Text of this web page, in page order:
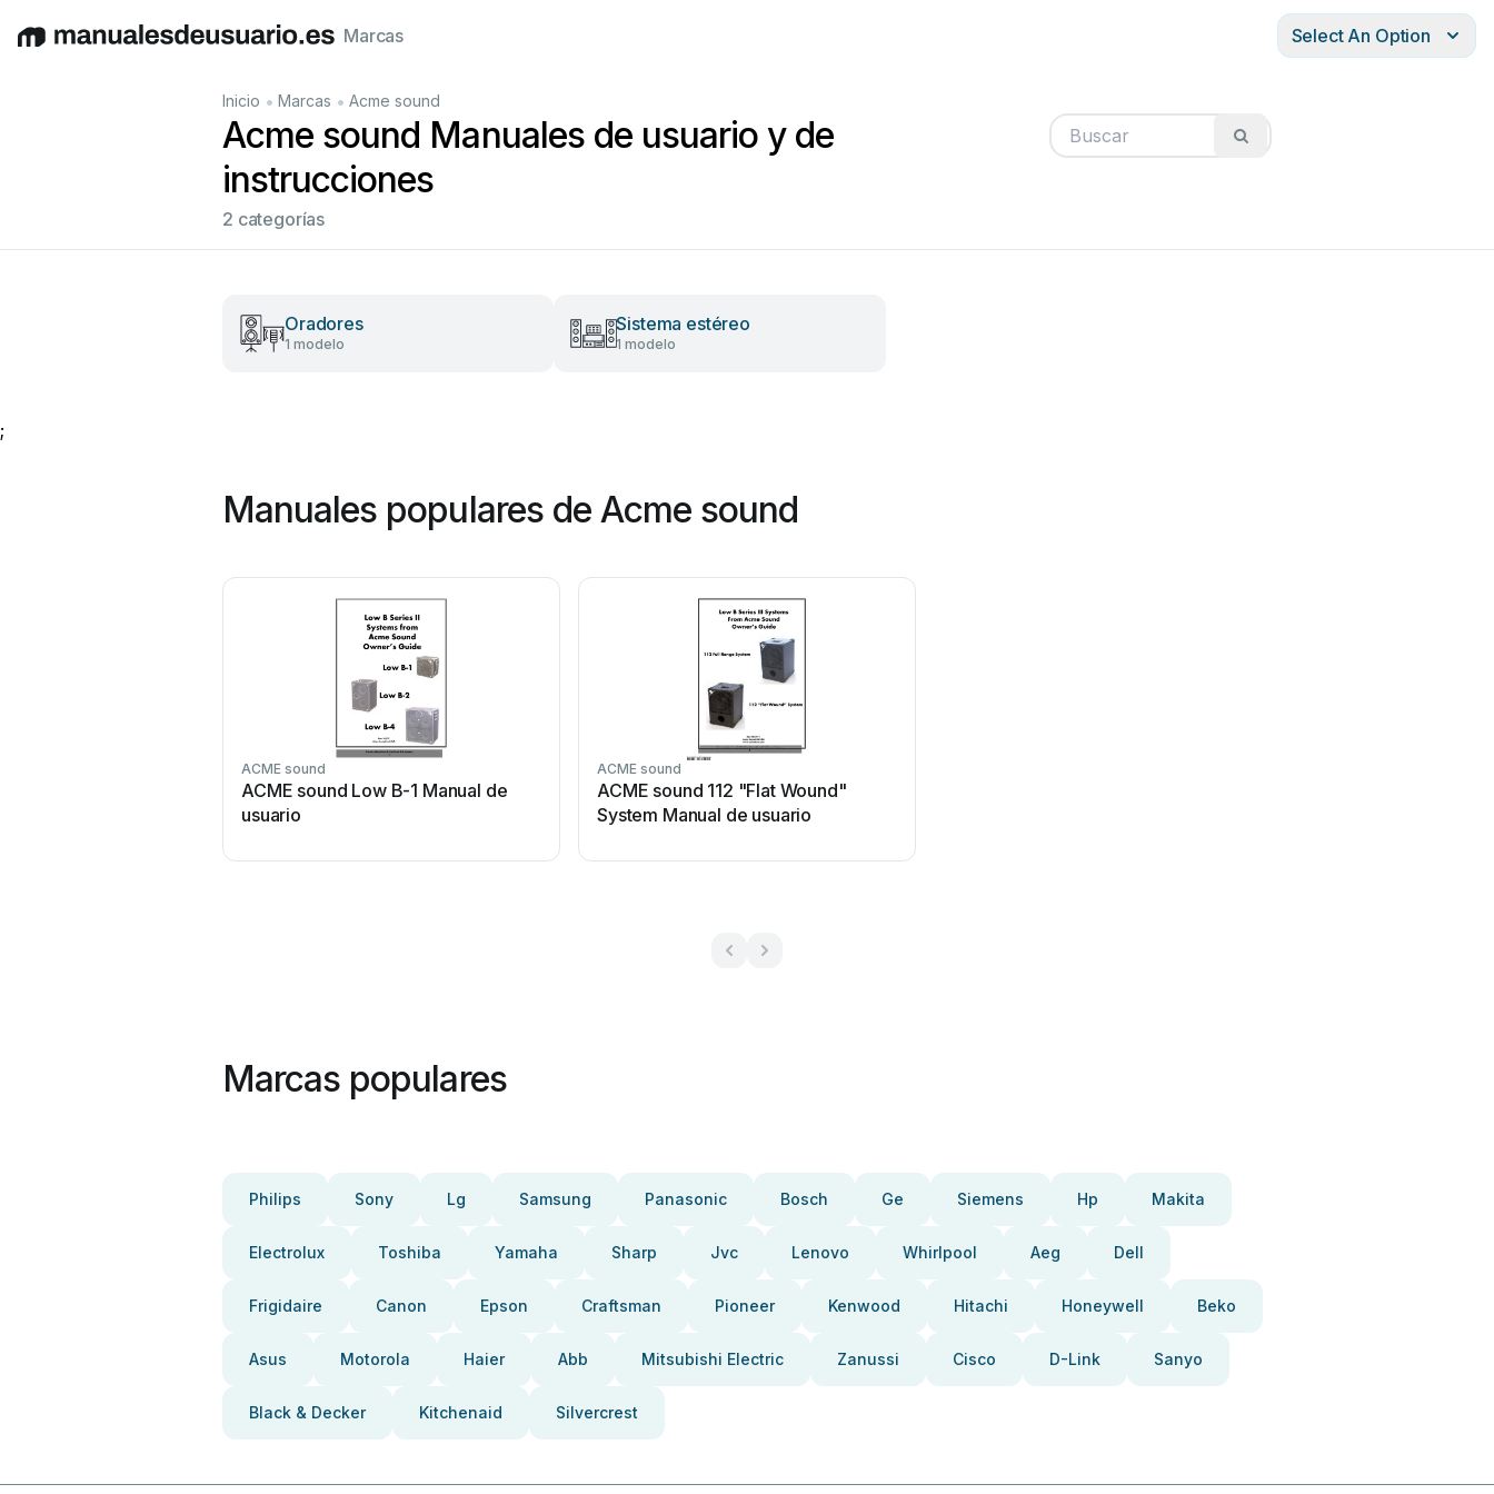
EnglishDeutschEspañolItaliano Français
Marcas Select An Option
Inicio • Marcas • Acme sound
Acme sound Manuales de usuario y de
instrucciones
2 categorías
Oradores
1 modelo
Sistema estéreo
1 modelo
;
Manuales populares de Acme sound
ACME sound
ACME sound Low B-1 Manual de
usuario
ACME sound
ACME sound 112 "Flat Wound"
System Manual de usuario
Marcas populares
Philips Sony Lg Samsung Panasonic Bosch Ge Siemens Hp Makita
Electrolux Toshiba Yamaha Sharp Jvc Lenovo Whirlpool Aeg Dell
Frigidaire Canon Epson Craftsman Pioneer Kenwood Hitachi Honeywell Beko
Asus Motorola Haier Abb Mitsubishi Electric Zanussi Cisco D-Link Sanyo
Black & Decker Kitchenaid Silvercrest